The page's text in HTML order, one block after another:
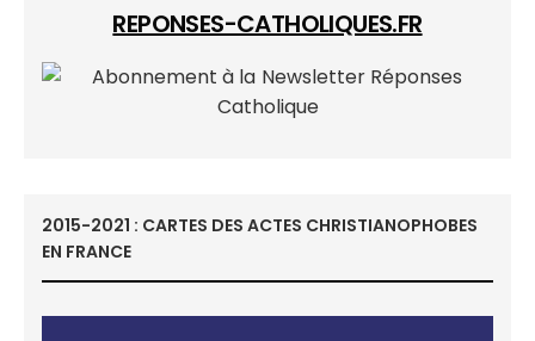
REPONSES-CATHOLIQUES.FR
2015-2021 : CARTES DES ACTES CHRISTIANOPHOBES
EN FRANCE